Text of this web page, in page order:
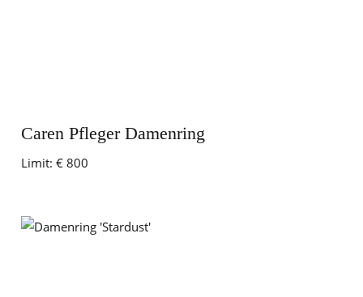
Caren Pfleger Damenring
Limit: € 800